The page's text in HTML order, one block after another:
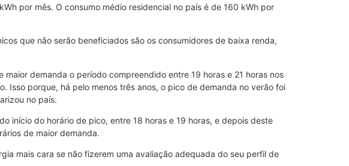
por mês. O consumo médio residencial no país é de 160 kWh por
que não serão beneficiados são os consumidores de baixa renda,
demanda o período compreendido entre 19 horas e 21 horas nos
Isso porque, há pelo menos três anos, o pico de demanda no verão foi
no país.
início do horário de pico, entre 18 horas e 19 horas, e depois deste
de maior demanda.
mais cara se não fizerem uma avaliação adequada do seu perfil de